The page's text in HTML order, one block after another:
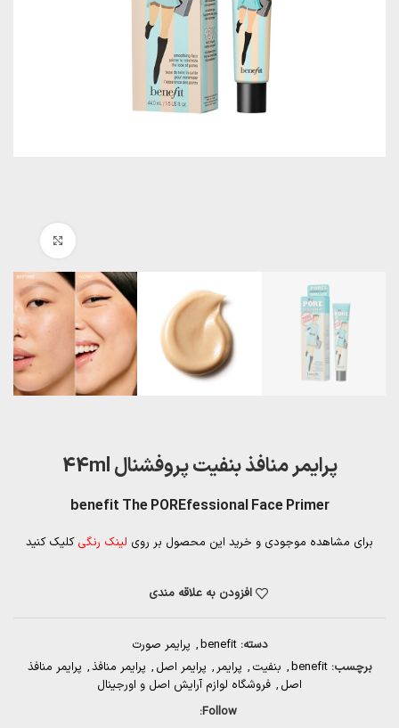
پرایمر منافذ بنفیت پروفشنال 44ml
benefit The POREfessional Face Primer
برای مشاهده موجودی و خرید این محصول بر روی لینک رنگی کلیک کنید
افزودن به علاقه مندی
دسته: benefit
, پرایمر صورت
برچسب: benefit
, بنفیت , پرایمر, پرایمر اصل , پرایمر منافذ, پرایمر منافذ
اصل , فروشگاه لوازم آرایش اصل و اورجینال
Follow: